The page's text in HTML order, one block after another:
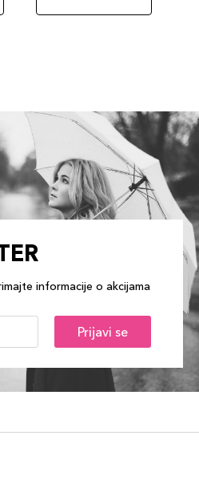
informacije o akcijama
Prijavi se